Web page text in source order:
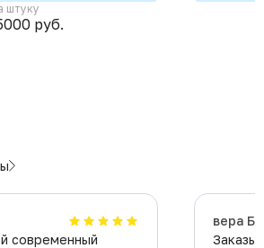
штуку
руб.
современный
вера Б.